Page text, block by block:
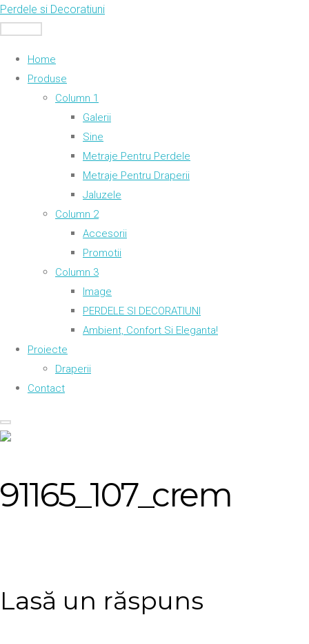
Skip
Perdele si Decoratiuni
Home
Produse
Column 1
Galerii
Sine
Metraje Pentru Perdele
Metraje Pentru Draperii
Jaluzele
Column 2
Accesorii
Promotii
Column 3
Image
PERDELE SI DECORATIUNI
Ambient, Confort Si Eleganta!
Proiecte
Draperii
Contact
91165_107_crem
Lasă un răspuns